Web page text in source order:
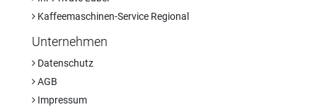
Kaffeemaschinen-Service Regional
Unternehmen
Datenschutz
AGB
Impressum